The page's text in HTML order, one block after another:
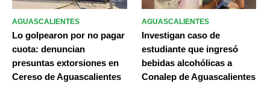
AGUASCALIENTES
Lo golpearon por no pagar
cuota: denuncian
presuntas extorsiones en
Cereso de Aguascalientes
AGUASCALIENTES
Investigan caso de
estudiante que ingresó
bebidas alcohólicas a
Conalep de Aguascalientes